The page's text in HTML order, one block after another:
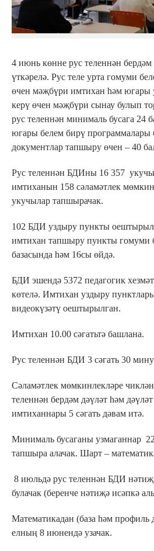
4 июнь көнне рус теленнән
үткәрелә. Рус теле урта гомуми
өчен мәҗбүри имтихан һәм югары
керү өчен мәҗбүри сынау булып
рус теленнән минималь бусага 24
югары белем бирү программалары
документлар тапшыру өчен – 40
Рус теленнән БДИны 16 357
имтиханын 158 сәламәтлек
укучылар тапшырачак.
102 БДИ уздыру пункты
имтихан тапшыру пункты гомуми
базасында һәм 16сы өйдә.
БДИ эшендә 5372 педагогик
көтелә. Имтихан уздыру
видеокүзәтү оештырылган.
Имтихан 10.00 сәгатьтә башлана.
Рус теленнән БДИ 3 сәгать 30
Сәламәтлек мөмкинлекләре
теленнән бердәм дәүләт һәм
имтиханнары 5 сәгать дәвам итә.
Минималь бусаганы узмаганнар
тапшыра алачак. Шарт –
8 июльдә рус теленнән БДИ
булачак (беренче нәтиҗә исәпкә
Математикадан (база һәм
елның 8 июнендә узачак.